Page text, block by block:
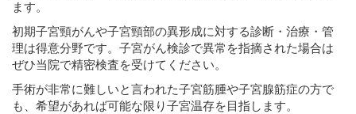
ます。
初期子宮頸がんや子宮頸部の異形成に対する診断・治療・管
理は得意分野です。子宮がん検診で異常を指摘された場合は
ぜひ当院で精密検査を受けてください。
手術が非常に難しいと言われた子宮筋腫や子宮腺筋症の方で
も、希望があれば可能な限り子宮温存を目指します。